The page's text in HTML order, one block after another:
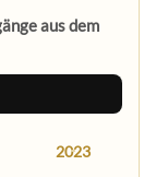
aus dem
2023